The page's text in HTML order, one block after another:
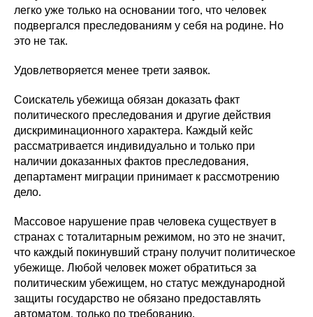
легко уже только на основании того, что человек
подвергался преследованиям у себя на родине. Но
это не так.
Удовлетворяется менее трети заявок.
Соискатель убежища обязан доказать факт
политического преследования и другие действия
дискриминационного характера. Каждый кейс
рассматривается индивидуально и только при
наличии доказанных фактов преследования,
департамент миграции принимает к рассмотрению
дело.
Массовое нарушение прав человека существует в
странах с тоталитарным режимом, но это не значит,
что каждый покинувший страну получит политическое
убежище. Любой человек может обратиться за
политическим убежищем, но статус международной
защиты государство не обязано предоставлять
автоматом, только по требованию.